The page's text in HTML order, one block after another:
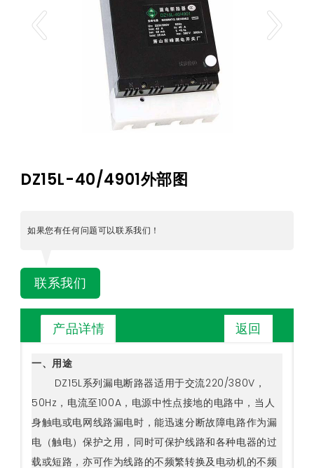
DZ15L-40/4901外部图
如果您有任何问题可以联系我们！
联系我们
产品详情 返回
一、用途
DZ15L系列漏电断路器适用于交流220/380V，
50Hz，电流至100A，电源中性点接地的电路中，当人
身触电或电网线路漏电时，能迅速分断故障电路作为漏
电（触电）保护之用，同时可保护线路和各种电器的过
载或短路，亦可作为线路的不频繁转换及电动机的不频